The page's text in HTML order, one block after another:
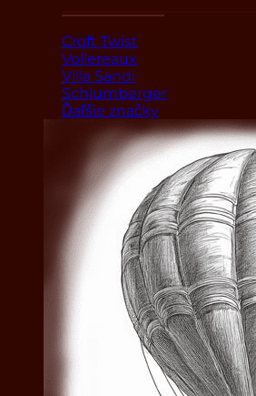
Croft Twist
Vollereaux
Villa Sandi
Schlumberger
Ďaľšie značky